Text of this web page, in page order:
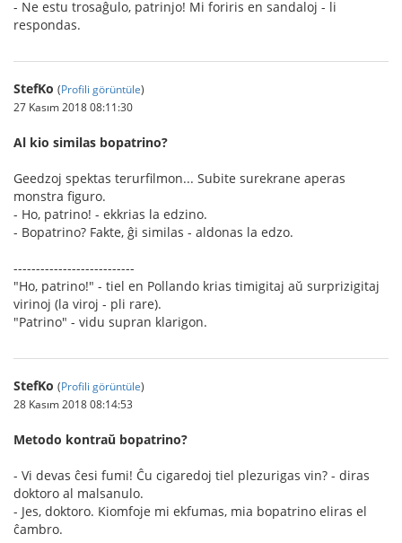
- Ne estu trosaĝulo, patrinjo! Mi foriris en sandaloj - li
respondas.
StefKo (Profili görüntüle)
27 Kasım 2018 08:11:30
Al kio similas bopatrino?
Geedzoj spektas terurfilmon... Subite surekrane aperas
monstra figuro.
- Ho, patrino! - ekkrias la edzino.
- Bopatrino? Fakte, ĝi similas - aldonas la edzo.
---------------------------
"Ho, patrino!" - tiel en Pollando krias timigitaj aŭ surprizigitaj
virinoj (la viroj - pli rare).
"Patrino" - vidu supran klarigon.
StefKo (Profili görüntüle)
28 Kasım 2018 08:14:53
Metodo kontraŭ bopatrino?
- Vi devas ĉesi fumi! Ĉu cigaredoj tiel plezurigas vin? - diras
doktoro al malsanulo.
- Jes, doktoro. Kiomfoje mi ekfumas, mia bopatrino eliras el
ĉambro.